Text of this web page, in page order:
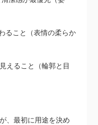
ること（表情の柔らか
えること（輪郭と目
、最初に用途を決め